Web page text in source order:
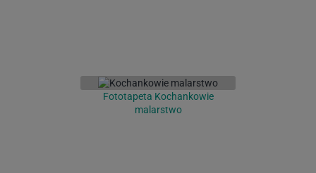
Fototapeta Kochankowie
malarstwo